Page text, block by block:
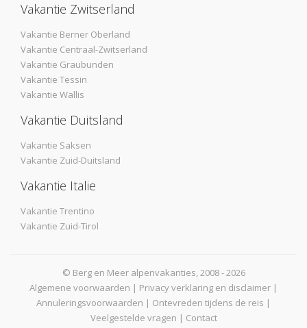
Vakantie Zwitserland
Vakantie Berner Oberland
Vakantie Centraal-Zwitserland
Vakantie Graubunden
Vakantie Tessin
Vakantie Wallis
Vakantie Duitsland
Vakantie Saksen
Vakantie Zuid-Duitsland
Vakantie Italie
Vakantie Trentino
Vakantie Zuid-Tirol
© Berg en Meer alpenvakanties, 2008 - 2026
Algemene voorwaarden | Privacy verklaring en disclaimer |
Annuleringsvoorwaarden | Ontevreden tijdens de reis |
Veelgestelde vragen | Contact